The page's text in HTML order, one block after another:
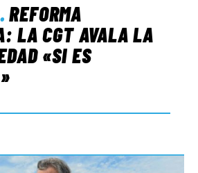
.REFORMA
LA CGT AVALA LA
«SI ES